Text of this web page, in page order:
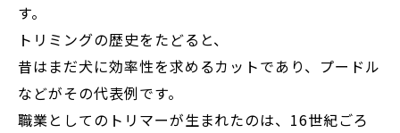
す。
トリミングの歴史をたどると、
昔はまだ犬に効率性を求めるカットであり、プードル
などがその代表例です。
職業としてのトリマーが生まれたのは、16世紀ごろ